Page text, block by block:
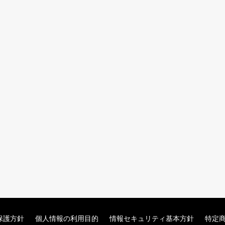
護方針 個人情報の利用目的 情報セキュリティ基本方針 特定